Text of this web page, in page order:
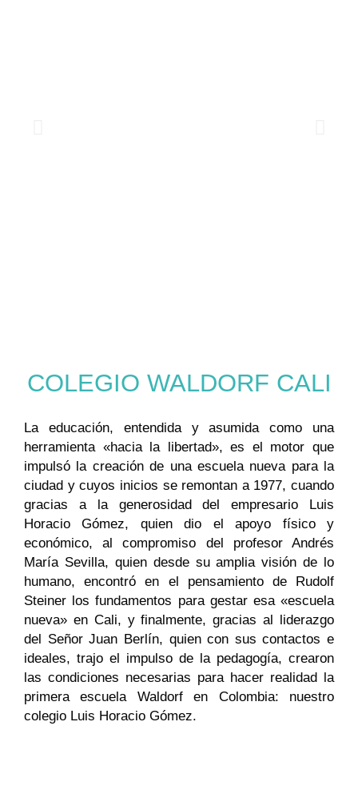
COLEGIO WALDORF CALI
La educación, entendida y asumida como una
herramienta «hacia la libertad», es el motor que
impulsó la creación de una escuela nueva para la
ciudad y cuyos inicios se remontan a 1977, cuando
gracias a la generosidad del empresario Luis
Horacio Gómez, quien dio el apoyo físico y
económico, al compromiso del profesor Andrés
María Sevilla, quien desde su amplia visión de lo
humano, encontró en el pensamiento de Rudolf
Steiner los fundamentos para gestar esa «escuela
nueva» en Cali, y finalmente, gracias al liderazgo
del Señor Juan Berlín, quien con sus contactos e
ideales, trajo el impulso de la pedagogía, crearon
las condiciones necesarias para hacer realidad la
primera escuela Waldorf en Colombia: nuestro
colegio Luis Horacio Gómez.